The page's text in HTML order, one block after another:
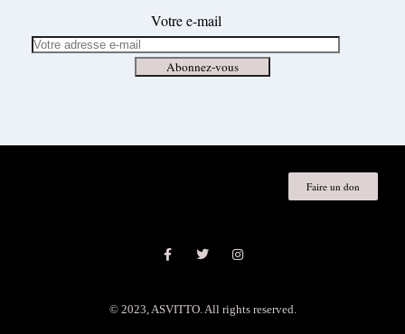
Votre e-mail
© 2023, ASVITTO. All rights reserved.
Faire un don